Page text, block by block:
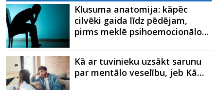
Klusuma anatomija: kāpēc
cilvēki gaida līdz pēdējam,
pirms meklē psihoemocionālo…
Kā ar tuvinieku uzsākt sarunu
par mentālo veselību, jeb Kā…